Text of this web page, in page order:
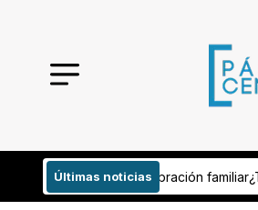
Últimas noticias
celebración familiar¿Tragedia en pleno